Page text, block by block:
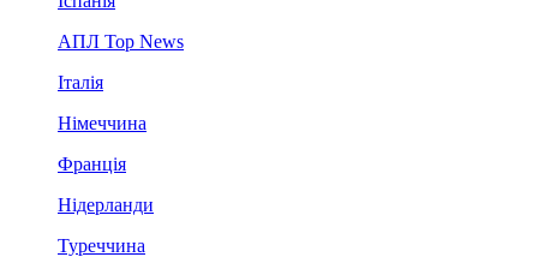
АПЛ Top News
Італія
Німеччина
Франція
Нідерланди
Туреччина